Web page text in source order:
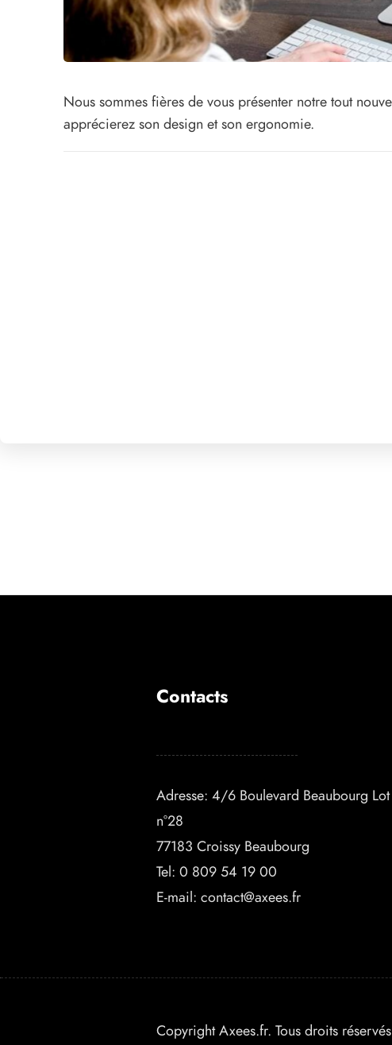
Nous sommes fières de vous présenter notre tout
apprécierez son design et son ergonomie.
Contacts
Adresse: 4/6 Boulevard Beaubourg Lot
n°28
77183 Croissy Beaubourg
Tel: 0 809 54 19 00
E-mail: contact@axees.fr
Copyright Axees.fr. Tous droits